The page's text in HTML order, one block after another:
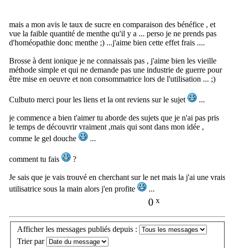
mais a mon avis le taux de sucre en comparaison des bénéfice , et
vue la faible quantité de menthe qu'il y a ... perso je ne prends pas
d'homéopathie donc menthe ;) ...j'aime bien cette effet frais ....
Brosse à dent ionique je ne connaissais pas , j'aime bien les vieille
méthode simple et qui ne demande pas une industrie de guerre pour
être mise en oeuvre et non consommatrice lors de l'utilisation ... ;)
Culbuto merci pour les liens et la ont reviens sur le sujet ...
je commence a bien t'aimer tu aborde des sujets que je n'ai pas pris
le temps de découvrir vraiment ,mais qui sont dans mon idée ,
comme le gel douche
...
comment tu fais ?
Je sais que je vais trouvé en cherchant sur le net mais la j'ai une vrais
utilisatrice sous la main alors j'en profite
...
0 x
Afficher les messages publiés depuis :
Trier par